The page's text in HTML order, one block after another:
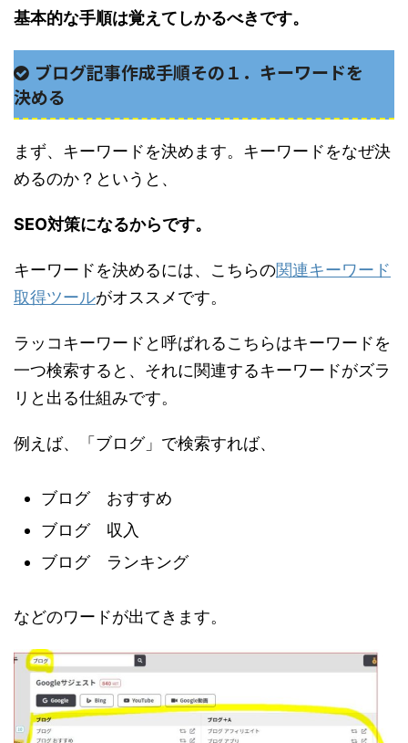
基本的な手順は覚えてしかるべきです。
ブログ記事作成手順その１．キーワードを
決める
まず、キーワードを決めます。キーワードをなぜ決
めるのか？というと、
SEO対策になるからです。
キーワードを決めるには、こちらの関連キーワード
取得ツールがオススメです。
ラッコキーワードと呼ばれるこちらはキーワードを
一つ検索すると、それに関連するキーワードがズラ
リと出る仕組みです。
例えば、「ブログ」で検索すれば、
ブログ おすすめ
ブログ 収入
ブログ ランキング
などのワードが出てきます。